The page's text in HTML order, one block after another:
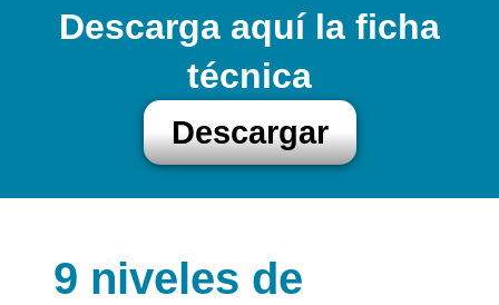
Descarga aquí la ficha
técnica
Descargar
9 niveles de